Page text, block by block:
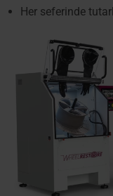
Her seferinde